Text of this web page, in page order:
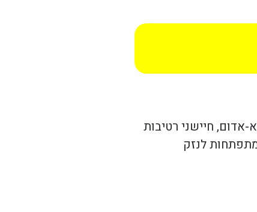
אדום, חיישני רטיבות
מתפתחות לנזק